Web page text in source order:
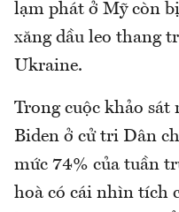
lạm phát ở Mỹ còn
xăng dầu leo thang
Ukraine.
Trong cuộc khảo
Biden ở cử tri Dân
mức 74% của tuần
hoà có cái nhìn tích